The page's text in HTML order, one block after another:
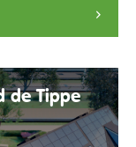
de Tippe